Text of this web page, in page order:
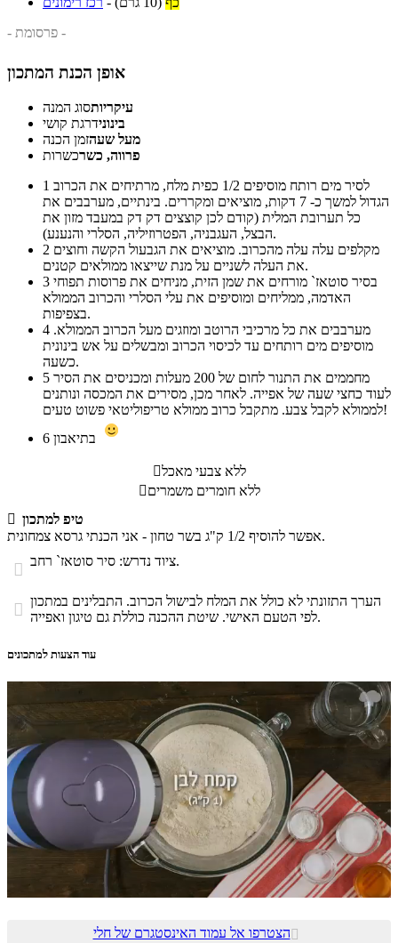
- פרסומת -
אופן הכנת המתכון
עיקריותסוג המנה
בינונידרגת קושי
מעל שעהזמן הכנה
פרווה, כשרכשרות
1
הגדול למשך כ- 7 דקות, מוציאים ומקררים. בינתיים, מערבבים את
כל תערובת המלית (קודם לכן קוצצים דק דק במעבד מזון את
הבצל, העגבניה, הפטרוזיליה, הסלרי והנענע).
2
את העלה לשניים על מנת שייצאו ממולאים קטנים.
3
האדמה, ממליחים ומוסיפים את עלי הסלרי והכרוב הממולא
בצפיפות.
4
מוסיפים מים רותחים עד לכיסוי הכרוב ומבשלים על אש בינונית
כשעה.
5
לעוד כחצי שעה של אפייה. לאחר מכן, מסירים את המכסה ונותנים
לממולא לקבל צבע. מתקבל כרוב ממולא טריפוליטאי פשוט טעים!
6
ללא צבעי מאכל
ללא חומרים משמרים
 טיפ למתכון
אפשר להוסיף 1/2 ק"ג בשר טחון - אני הכנתי גרסא צמחונית.
 ציוד נדרש: סיר סוטאז` רחב.
 הערך התזונתי לא כולל את המלח לבישול הכרוב. התבלינים במתכון
לפי הטעם האישי. שיטת ההכנה כוללת גם טיגון ואפייה.
עוד הצעות למתכונים
הצטרפו אל עמוד האינסטגרם של חלי